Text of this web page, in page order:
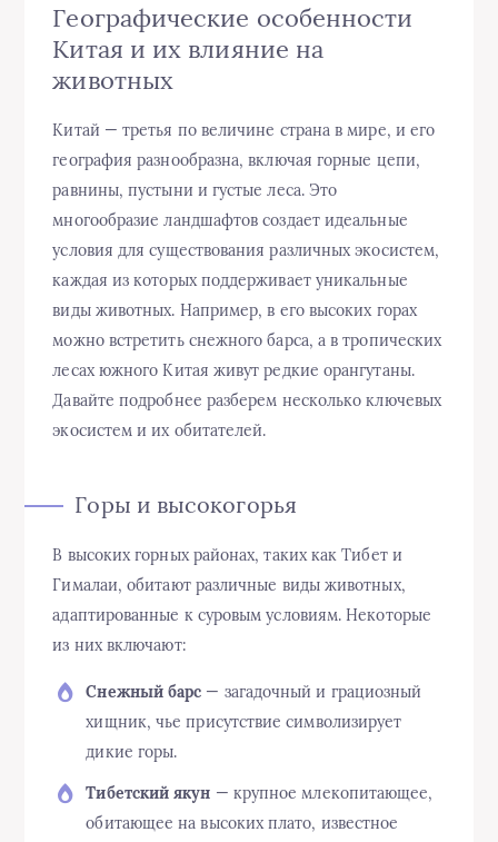
Географические особенности
Китая и их влияние на
животных
Китай — третья по величине страна в мире, и его
география разнообразна, включая горные цепи,
равнины, пустыни и густые леса. Это
многообразие ландшафтов создает идеальные
условия для существования различных экосистем,
каждая из которых поддерживает уникальные
виды животных. Например, в его высоких горах
можно встретить снежного барса, а в тропических
лесах южного Китая живут редкие орангутаны.
Давайте подробнее разберем несколько ключевых
экосистем и их обитателей.
Горы и высокогорья
В высоких горных районах, таких как Тибет и
Гималаи, обитают различные виды животных,
адаптированные к суровым условиям. Некоторые
из них включают:
Снежный барс — загадочный и грациозный
хищник, чье присутствие символизирует
дикие горы.
Тибетский якун — крупное млекопитающее,
обитающее на высоких плато, известное